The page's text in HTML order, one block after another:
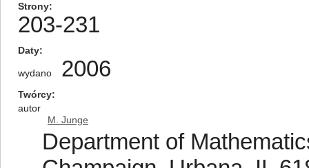
Strony
203-231
Daty
wydano 2006
Twórcy
autor
M. Junge
Department of